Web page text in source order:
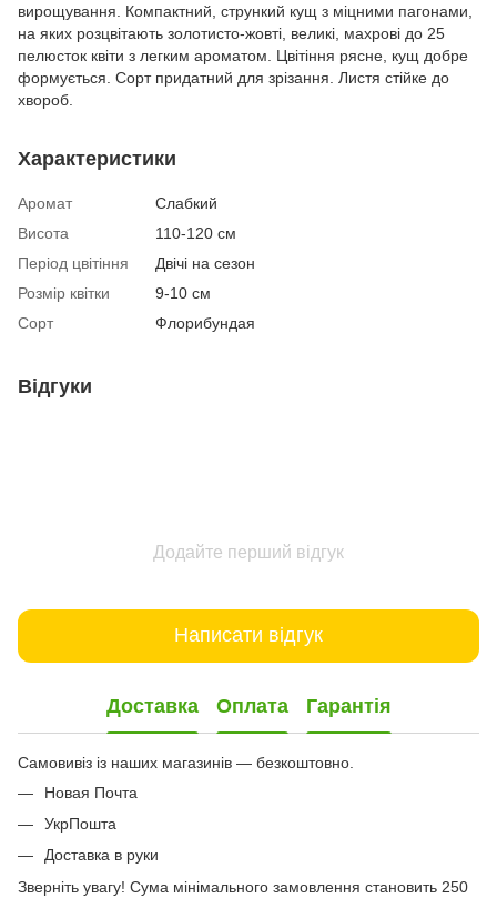
вирощування. Компактний, стрункий кущ з міцними пагонами,
на яких розцвітають золотисто-жовті, великі, махрові до 25
пелюсток квіти з легким ароматом. Цвітіння рясне, кущ добре
формується. Сорт придатний для зрізання. Листя стійке до
хвороб.
Характеристики
Аромат
Слабкий
Висота
110-120 см
Період цвітіння
Двічі на сезон
Розмір квітки
9-10 см
Сорт
Флорибундая
Відгуки
Додайте перший відгук
Написати відгук
Доставка Оплата Гарантія
Самовивіз із наших магазинів — безкоштовно.
Новая Почта
УкрПошта
Доставка в руки
Зверніть увагу! Сума мінімального замовлення становить 250